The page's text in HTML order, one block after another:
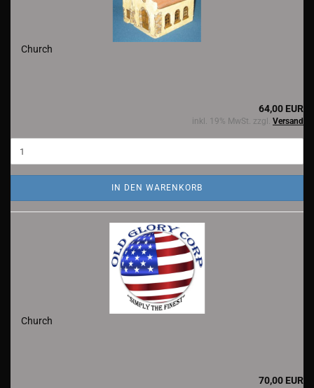
Church
64,00 EUR
inkl. 19% MwSt. zzgl. Versand
IN DEN WARENKORB
Church
70,00 EUR